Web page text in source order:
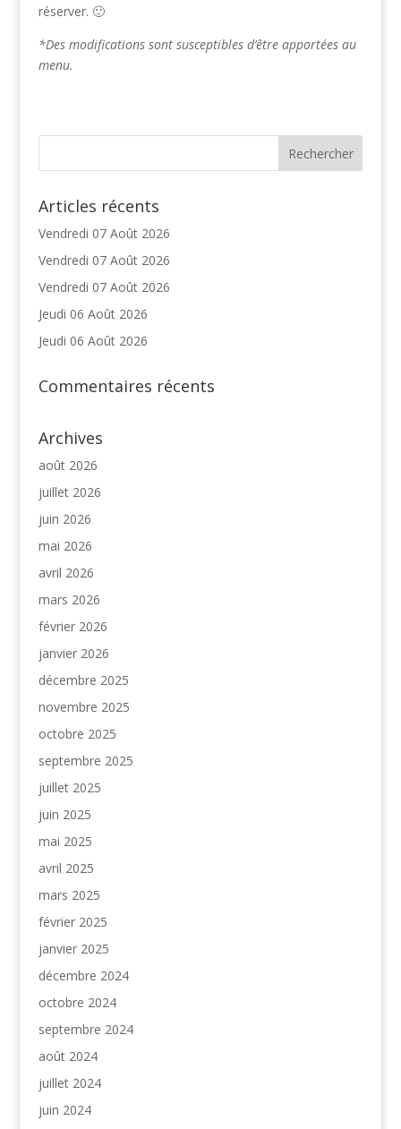
réserver. 🙂
*Des modifications sont susceptibles d’être apportées au
menu.
Articles récents
Vendredi 07 Août 2026
Vendredi 07 Août 2026
Vendredi 07 Août 2026
Jeudi 06 Août 2026
Jeudi 06 Août 2026
Commentaires récents
Archives
août 2026
juillet 2026
juin 2026
mai 2026
avril 2026
mars 2026
février 2026
janvier 2026
décembre 2025
novembre 2025
octobre 2025
septembre 2025
juillet 2025
juin 2025
mai 2025
avril 2025
mars 2025
février 2025
janvier 2025
décembre 2024
octobre 2024
septembre 2024
août 2024
juillet 2024
juin 2024